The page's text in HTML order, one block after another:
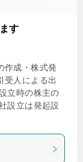
す
作成・株式発
受人による出
立時の株主の
設立は発起設